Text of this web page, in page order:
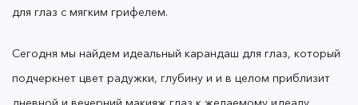
взгляд. Он сделает его ярким и выразительным, но
карандаш коричневого цвета можно использовать в
естественный образ.
для глаз с мягким грифелем.
Сегодня мы найдем идеальный карандаш для глаз, который
подчеркнет цвет радужки, глубину и и в целом приблизит